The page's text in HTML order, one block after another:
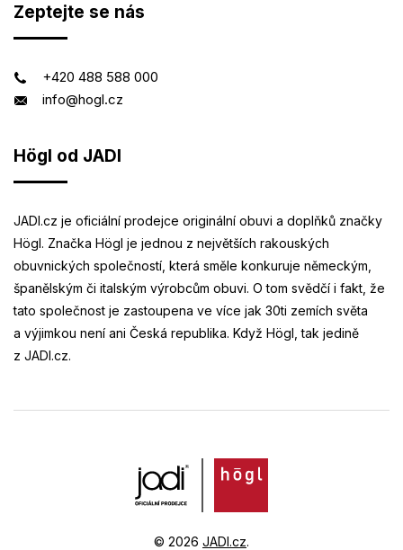
Zeptejte se nás
+420 488 588 000
info@hogl.cz
Högl od JADI
JADI.cz je oficiální prodejce originální obuvi a doplňků značky
Högl. Značka Högl je jednou z největších rakouských
obuvnických společností, která směle konkuruje německým,
španělským či italským výrobcům obuvi. O tom svědčí i fakt, že
tato společnost je zastoupena ve více jak 30ti zemích světa
a výjimkou není ani Česká republika. Když Högl, tak jedině
z JADI.cz.
© 2026 JADI.cz.